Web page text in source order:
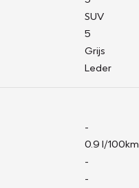
SUV
5
Grijs
Leder
-
0.9 l/100km
-
-